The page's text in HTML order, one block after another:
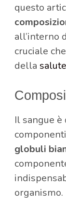
questo
all’interno
cruciale
della salute
Il sangue
globuli
organismo.